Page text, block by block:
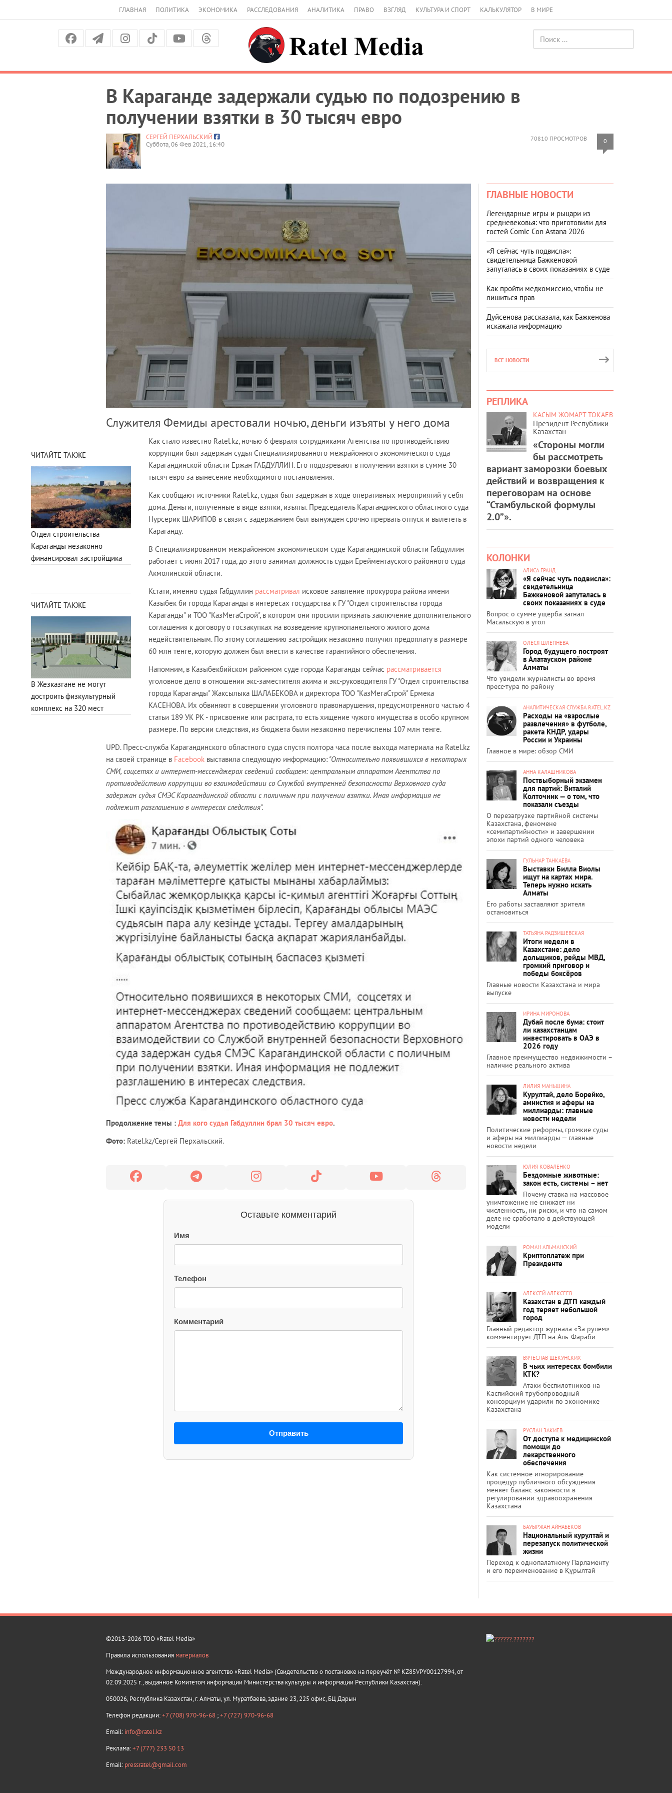
ГЛАВНАЯ ПОЛИТИКА ЭКОНОМИКА РАССЛЕДОВАНИЯ АНАЛИТИКА ПРАВО ВЗГЛЯД КУЛЬТУРА И СПОРТ КАЛЬКУЛЯТОР В МИРЕ
В Караганде задержали судью по подозрению в
получении взятки в 30 тысяч евро
70810 ПРОСМОТРОВ 0
СЕРГЕЙ ПЕРХАЛЬСКИЙ
Суббота, 06 Фев 2021, 16:40
Служителя Фемиды арестовали ночью, деньги изъяты у него дома
ЧИТАЙТЕ ТАКЖЕ
Отдел строительства
Караганды незаконно
финансировал застройщика
Как стало известно Ratel.kz, ночью 6 февраля сотрудниками Агентства по противодействию
коррупции был задержан судья Специализированного межрайонного экономического суда
Карагандинской области Ержан ГАБДУЛЛИН. Его подозревают в получении взятки в сумме 30
тысяч евро за вынесение необходимого постановления.
Как сообщают источники Ratel.kz, судья был задержан в ходе оперативных мероприятий у себя
дома. Деньги, полученные в виде взятки, изъяты. Председатель Карагандинского областного суда
Нурсерик ШАРИПОВ в связи с задержанием был вынужден срочно прервать отпуск и вылететь в
Караганду.
В Специализированном межрайонном экономическом суде Карагандинской области Габдуллин
работает с июня 2017 года, до этого занимал должность судьи Ерейментауского районного суда
Акмолинской области.
ЧИТАЙТЕ ТАКЖЕ
В Жезказгане не могут
достроить физкультурный
комплекс на 320 мест
Кстати, именно судья Габдуллин рассматривал исковое заявление прокурора района имени
Казыбек би города Караганды в интересах государства к ГУ "Отдел строительства города
Караганды" и ТОО "КазМегаСтрой", в котором они просили признать заключение дополнительного
соглашения к договору о госзакупках на возведение крупнопанельного жилого дома
недействительным. По этому соглашению застройщик незаконно получил предоплату в размере
60 млн тенге, которую должен был внести в качестве гарантийного обеспечения.
Напомним, в Казыбекбийском районном суде города Караганды сейчас рассматривается
уголовное дело в отношении экс-заместителя акима и экс-руководителя ГУ "Отдел строительства
города Караганды" Жаксылыка ШАЛАБЕКОВА и директора ТОО "КазМегаСтрой" Ермека
КАСЕНОВА. Их обвиняют в совершении уголовного правонарушения, предусмотренного частью 4
статьи 189 УК РК - присвоение или растрата, то есть хищение чужого имущества в особо крупном
размере. По версии следствия, из бюджета были незаконно перечислены 107 млн тенге.
UPD. Пресс-служба Карагандинского областного суда спустя полтора часа после выхода материала на Ratel.kz
на своей странице в Facebook выставила следующую информацию: "Относительно появившихся в некоторых
СМИ, соцсетях и интернет-мессенджерах сведений сообщаем: центральным аппаратом Агентства по
противодействию коррупции во взаимодействии со Службой внутренней безопасности Верховного суда
задержан судья СМЭС Карагандинской области с поличным при получении взятки. Иная информация не
подлежит разглашению в интересах следствия".
Продолжение темы : Для кого судья Габдуллин брал 30 тысяч евро.
Фото: Ratel.kz/Сергей Перхальский.
Оставьте комментарий
Имя
Телефон
Комментарий
Отправить
ГЛАВНЫЕ НОВОСТИ
Легендарные игры и рыцари из
средневековья: что приготовили для
гостей Comic Con Astana 2026
«Я сейчас чуть подвисла»:
свидетельница Бажкеновой
запуталась в своих показаниях в суде
Как пройти медкомиссию, чтобы не
лишиться прав
Дуйсенова рассказала, как Бажкенова
искажала информацию
ВСЕ НОВОСТИ
РЕПЛИКА
КАСЫМ-ЖОМАРТ ТОКАЕВ
Президент Республики
Казахстан
«Стороны могли
бы рассмотреть
вариант заморозки боевых
действий и возвращения к
переговорам на основе
“Стамбульской формулы
2.0”».
КОЛОНКИ
АЛИСА ГРАНД
«Я сейчас чуть подвисла»:
свидетельница
Бажкеновой запуталась в
своих показаниях в суде
Вопрос о сумме ущерба загнал
Масальскую в угол
ОЛЕСЯ ШЛЕПНЕВА
Город будущего построят
в Алатауском районе
Алматы
Что увидели журналисты во время
пресс-тура по району
АНАЛИТИЧЕСКАЯ СЛУЖБА RATEL.KZ
Расходы на «взрослые
развлечения» в футболе,
ракета КНДР, удары
России и Украины
Главное в мире: обзор СМИ
АННА КАЛАШНИКОВА
Поствыборный экзамен
для партий: Виталий
Колточник — о том, что
показали съезды
О перезагрузке партийной системы
Казахстана, феномене
«семипартийности» и завершении
эпохи партий одного человека
ГУЛЬНАР ТАНКАЕВА
Выставки Билла Виолы
ищут на картах мира.
Теперь нужно искать
Алматы
Его работы заставляют зрителя
остановиться
ТАТЬЯНА РАДЗИШЕВСКАЯ
Итоги недели в
Казахстане: дело
дольщиков, рейды МВД,
громкий приговор и
победы боксёров
Главные новости Казахстана и мира
выпуске
ИРИНА МИРОНОВА
Дубай после бума: стоит
ли казахстанцам
инвестировать в ОАЭ в
2026 году
Главное преимущество недвижимости –
наличие реального актива
ЛИЛИЯ МАНЬШИНА
Курултай, дело Борейко,
амнистия и аферы на
миллиарды: главные
новости недели
Политические реформы, громкие суды
и аферы на миллиарды — главные
новости недели
ЮЛИЯ КОВАЛЕНКО
Бездомные животные:
закон есть, системы – нет
Почему ставка на массовое
уничтожение не снижает ни
численность, ни риски, и что на самом
деле не сработало в действующей
модели
РОМАН АЛЬМАНСКИЙ
Криптоплатеж при
Президенте
АЛЕКСЕЙ АЛЕКСЕЕВ
Казахстан в ДТП каждый
год теряет небольшой
город
Главный редактор журнала «За рулём»
комментирует ДТП на Аль-Фараби
ВЯЧЕСЛАВ ЩЕКУНСКИХ
В чьих интересах бомбили
КТК?
Атаки беспилотников на
Каспийский трубопроводный
консорциум ударили по экономике
Казахстана
РУСЛАН ЗАКИЕВ
От доступа к медицинской
помощи до
лекарственного
обеспечения
Как системное игнорирование
процедур публичного обсуждения
меняет баланс законности в
регулировании здравоохранения
Казахстана
БАУЫРЖАН АЙНАБЕКОВ
Национальный курултай и
перезапуск политической
жизни
Переход к однопалатному Парламенту
и его переименование в Құрылтай
©2013-2026 ТОО «Ratel Media»
Правила использования материалов
Международное информационное агентство «Ratel Media» (Свидетельство о постановке на переучёт № KZ85VPY00127994, от
02.09.2025 г., выданное Комитетом информации Министерства культуры и информации Республики Казахстан).
050026, Республика Казахстан, г. Алматы, ул. Муратбаева, здание 23, 225 офис, БЦ Дарын
Телефон редакции:+7 (708) 970-96-68 ;+7 (727) 970-96-68
Email: info@ratel.kz
Реклама:+7 (777) 233 50 13
Email: pressratel@gmail.com